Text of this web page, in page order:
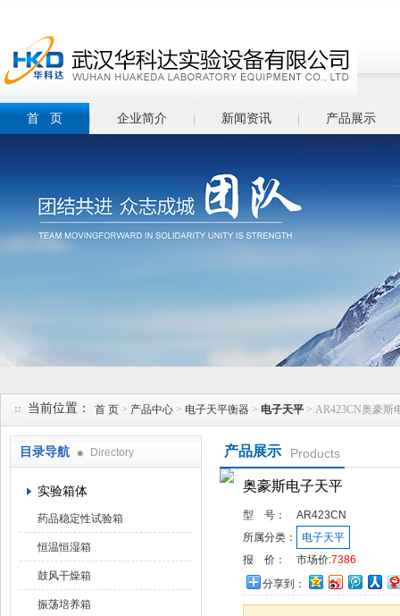
首 页 企业简介 新闻资讯 产品展示
当前位置： 首 页 > 产品中心 > 电子天平衡器 > 电子天平 > AR423CN奥豪斯
目录导航 Directory
实验箱体
药品稳定性试验箱
恒温恒湿箱
鼓风干燥箱
振荡培养箱
产品展示 Products
奥豪斯电子天平
型 号：
AR423CN
所属分类：
电子天平
报 价：
市场价:7386
分享到：